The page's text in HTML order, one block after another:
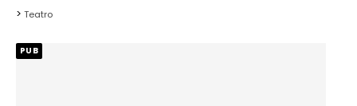
Teatro
PUB